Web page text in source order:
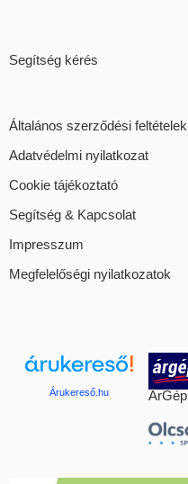
Segítség kérés
Általános szerződési feltételek
Adatvédelmi nyilatkozat
Cookie tájékoztató
Segítség & Kapcsolat
Impresszum
Megfelelőségi nyilatkozatok
Árukereső.hu ÁrGép